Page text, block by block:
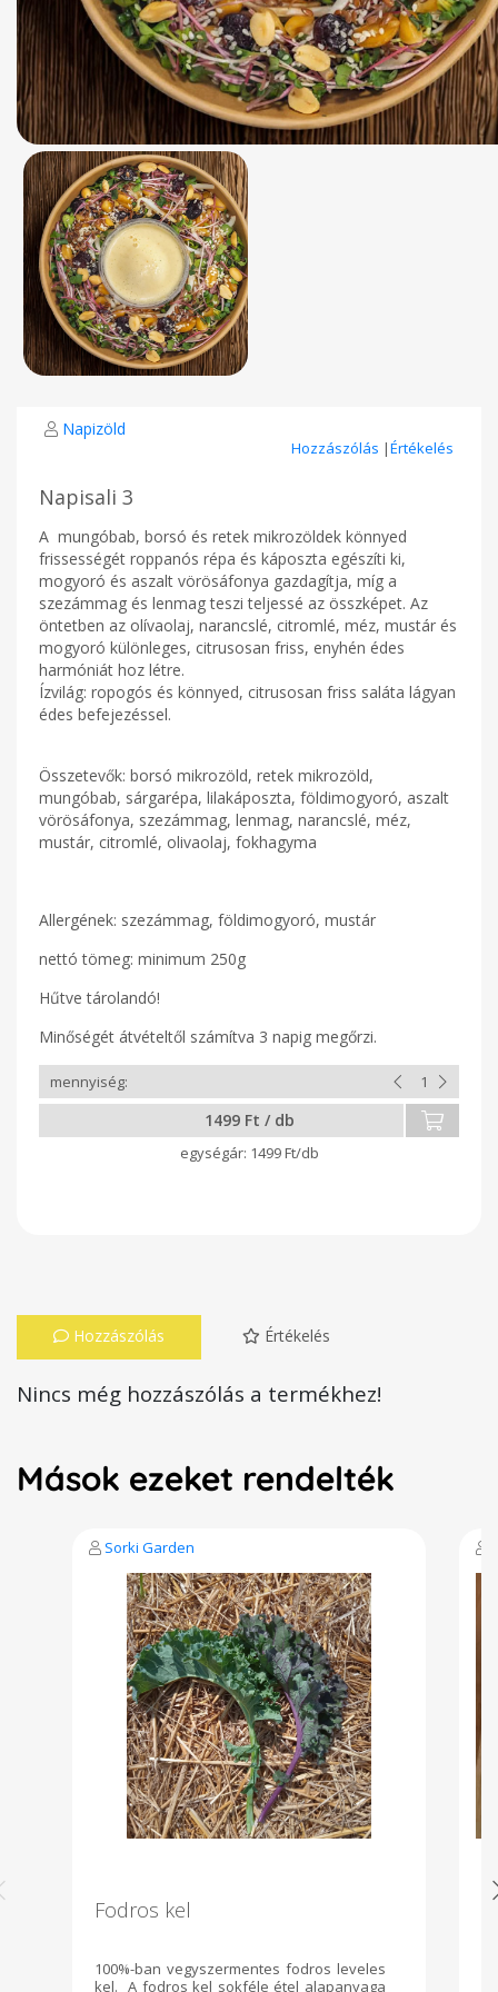
Napizöld
Hozzászólás |Értékelés
Napisali 3
A mungóbab, borsó és retek mikrozöldek könnyed
frissességét roppanós répa és káposzta egészíti ki,
mogyoró és aszalt vörösáfonya gazdagítja, míg a
szezámmag és lenmag teszi teljessé az összképet. Az
öntetben az olívaolaj, narancslé, citromlé, méz, mustár és
mogyoró különleges, citrusosan friss, enyhén édes
harmóniát hoz létre.
Ízvilág: ropogós és könnyed, citrusosan friss saláta lágyan
édes befejezéssel.
Összetevők: borsó mikrozöld, retek mikrozöld,
mungóbab, sárgarépa, lilakáposzta, földimogyoró, aszalt
vörösáfonya, szezámmag, lenmag, narancslé, méz,
mustár, citromlé, olivaolaj, fokhagyma
Allergének: szezámmag, földimogyoró, mustár
nettó tömeg: minimum 250g
Hűtve tárolandó!
Minőségét átvételtől számítva 3 napig megőrzi.
1499 Ft / db
1499 Ft/db
Hozzászólás Értékelés
Nincs még hozzászólás a termékhez!
Mások ezeket rendelték
Sorki Garden
Fodros kel
100%-ban vegyszermentes fodros leveles
kel. A fodros kel sokféle étel alapanyaga